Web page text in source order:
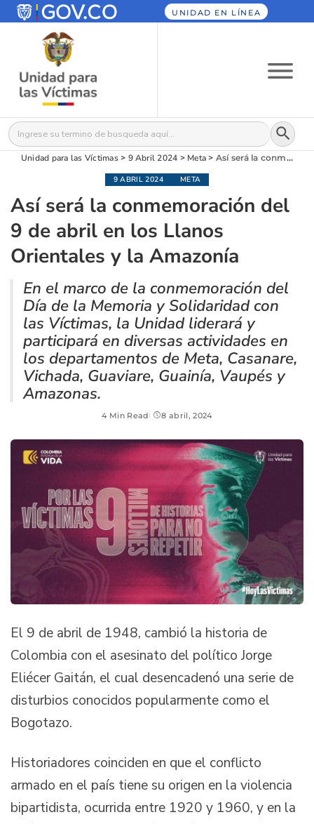
UNIDAD EN LÍNEA
Buscar: Botón
Unidad para las Víctimas> 9 Abril 2024 > Meta > Así será la conmemoración del 9 de abril en los Llanos Orientales y la Amazonía
9 ABRIL 2024 META
Así será la conmemoración del
9 de abril en los Llanos
Orientales y la Amazonía
En el marco de la conmemoración del
Día de la Memoria y Solidaridad con
las Víctimas, la Unidad liderará y
participará en diversas actividades en
los departamentos de Meta, Casanare,
Vichada, Guaviare, Guainía, Vaupés y
Amazonas.
4 Min Read 8 abril, 2024
El 9 de abril de 1948, cambió la historia de
Colombia con el asesinato del político Jorge
Eliécer Gaitán, el cual desencadenó una serie de
disturbios conocidos popularmente como el
Bogotazo.
Historiadores coinciden en que el conflicto
armado en el país tiene su origen en la violencia
bipartidista, ocurrida entre 1920 y 1960, y en la